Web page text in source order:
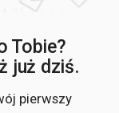
Tobie?
już dziś.
pierwszy